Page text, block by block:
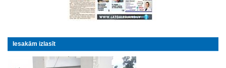
Iesakām izlasīt